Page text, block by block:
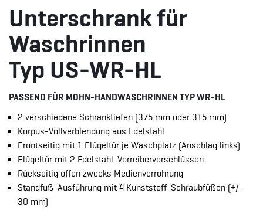
Unterschrank für
Waschrinnen
Typ US-WR-HL
PASSEND FÜR MOHN-HANDWASCHRINNEN TYP WR-HL
2 verschiedene Schranktiefen (375 mm oder 315 mm)
Korpus-Vollverblendung aus Edelstahl
Frontseitig mit 1 Flügeltür je Waschplatz (Anschlag links)
Flügeltür mit 2 Edelstahl-Vorreiberverschlüssen
Rückseitig offen zwecks Medienverrohrung
Standfuß-Ausführung mit 4 Kunststoff-Schraubfüßen (+/-
30 mm)